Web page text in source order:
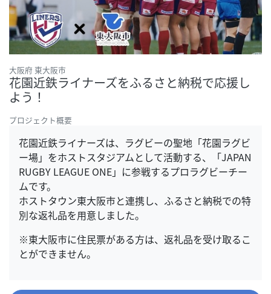
大阪府 東大阪市
花園近鉄ライナーズをふるさと納税で応援し
よう！
プロジェクト概要
花園近鉄ライナーズは、ラグビーの聖地「花園ラグビ
ー場」をホストスタジアムとして活動する、「JAPAN
RUGBY LEAGUE ONE」に参戦するプロラグビーチー
ムです。
ホストタウン東大阪市と連携し、ふるさと納税での特
別な返礼品を用意しました。
※東大阪市に住民票がある方は、返礼品を受け取るこ
とができません。